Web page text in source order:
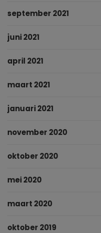
september 2021
juni 2021
april 2021
maart 2021
januari 2021
november 2020
oktober 2020
mei 2020
maart 2020
oktober 2019